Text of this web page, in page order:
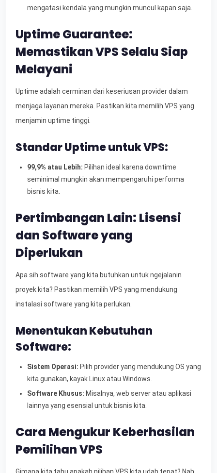
mengatasi kendala yang mungkin muncul kapan saja.
Uptime Guarantee:
Memastikan VPS Selalu Siap
Melayani
Uptime adalah cerminan dari keseriusan provider dalam
menjaga layanan mereka. Pastikan kita memilih VPS yang
menjamin uptime tinggi.
Standar Uptime untuk VPS:
99,9% atau Lebih: Pilihan ideal karena downtime
seminimal mungkin akan mempengaruhi performa
bisnis kita.
Pertimbangan Lain: Lisensi
dan Software yang
Diperlukan
Apa sih software yang kita butuhkan untuk ngejalanin
proyek kita? Pastikan memilih VPS yang mendukung
instalasi software yang kita perlukan.
Menentukan Kebutuhan
Software:
Sistem Operasi: Pilih provider yang mendukung OS yang
kita gunakan, kayak Linux atau Windows.
Software Khusus: Misalnya, web server atau aplikasi
lainnya yang esensial untuk bisnis kita.
Cara Mengukur Keberhasilan
Pemilihan VPS